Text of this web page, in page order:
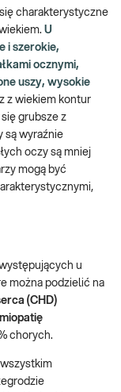
charakterystyczne
U
i szerokie,
ocznymi,
uszy, wysokie
z wiekiem kontur
grubsze z
są wyraźnie
oczy są mniej
mogą być
u
można podzielić na
(CHD)
chorych.